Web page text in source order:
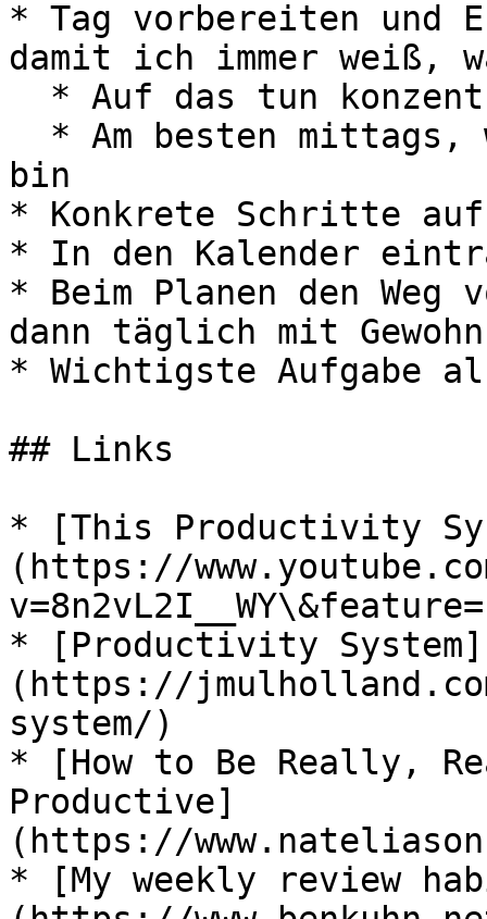
* Tag vorbereiten und
damit ich immer weiß,
bin
* Konkrete Schritte
* In den Kalender
* Beim Planen den Weg
dann täglich mit
* Wichtigste Aufgabe
## Links
* [This Productivity
(https://
* [Productivity System]
(https://
system/)
* [How to Be Really,
Productive]
(https://
* [My weekly review